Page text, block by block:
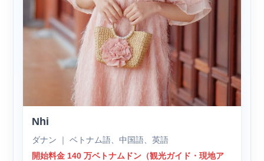
Nhi
ダナン ｜ ベトナム語、中国語、英語
開始料金 140 万ベトナムドン（観光ガイド・現地ア